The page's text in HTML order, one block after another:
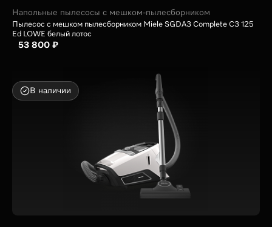
Напольные пылесосы с мешком-пылесборником
Пылесос с мешком пылесборником Miele SGDA3 Complete C3 125
Ed LOWE белый лотос
53 800 ₽
В наличии